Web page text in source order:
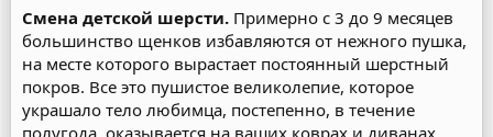
Смена детской шерсти. Примерно с 3 до 9 месяцев
большинство щенков избавляются от нежного пушка,
на месте которого вырастает постоянный шерстный
покров. Все это пушистое великолепие, которое
украшало тело любимца, постепенно, в течение
полугода, оказывается на ваших коврах и диванах.